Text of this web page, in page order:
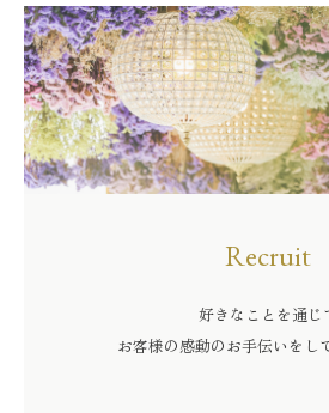
Recruit
好きなことを通じ
お客様の感動のお手伝いをし